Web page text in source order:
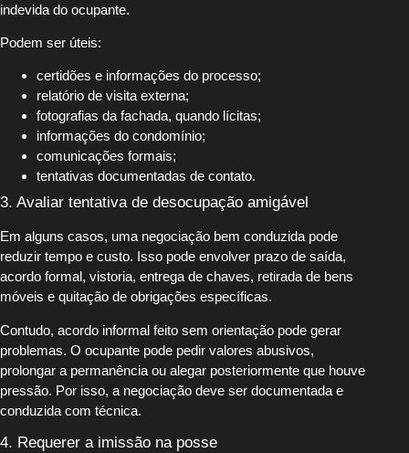
indevida do ocupante.
Podem ser úteis:
certidões e informações do processo;
relatório de visita externa;
fotografias da fachada, quando lícitas;
informações do condomínio;
comunicações formais;
tentativas documentadas de contato.
3. Avaliar tentativa de desocupação amigável
Em alguns casos, uma negociação bem conduzida pode
reduzir tempo e custo. Isso pode envolver prazo de saída,
acordo formal, vistoria, entrega de chaves, retirada de bens
móveis e quitação de obrigações específicas.
Contudo, acordo informal feito sem orientação pode gerar
problemas. O ocupante pode pedir valores abusivos,
prolongar a permanência ou alegar posteriormente que houve
pressão. Por isso, a negociação deve ser documentada e
conduzida com técnica.
4. Requerer a imissão na posse